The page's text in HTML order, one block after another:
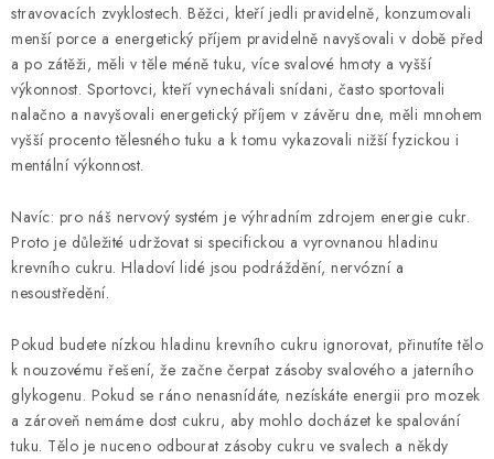
MEGA SLEVY
NOVINKY
NOVINKY MIZUNO
OBLÍBENÉ DROBNOSTI
Ceník dopravy
Moje objednávka
Jak vyměnit nebo vrátit zboží
Jak reklamovat
Obchodní podmínky
Velikostní tabulky
stravovacích zvyklostech. Běžci, kteří jedli pravidelně, konzumovali
menší porce a energetický příjem pravidelně navyšovali v době před
a po zátěži, měli v těle méně tuku, více svalové hmoty a vyšší
výkonnost. Sportovci, kteří vynechávali snídani, často sportovali
nalačno a navyšovali energetický příjem v závěru dne, měli mnohem
vyšší procento tělesného tuku a k tomu vykazovali nižší fyzickou i
mentální výkonnost.
Navíc: pro náš nervový systém je výhradním zdrojem energie cukr.
Proto je důležité udržovat si specifickou a vyrovnanou hladinu
krevního cukru. Hladoví lidé jsou podráždění, nervózní a
nesoustředění.
Pokud budete nízkou hladinu krevního cukru ignorovat, přinutíte tělo
k nouzovému řešení, že začne čerpat zásoby svalového a jaterního
glykogenu. Pokud se ráno nenasnídáte, nezískáte energii pro mozek
a zároveň nemáme dost cukru, aby mohlo docházet ke spalování
tuku. Tělo je nuceno odbourat zásoby cukru ve svalech a někdy